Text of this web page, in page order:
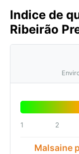
Indice de
Ribeirão
1 2
Malsaine